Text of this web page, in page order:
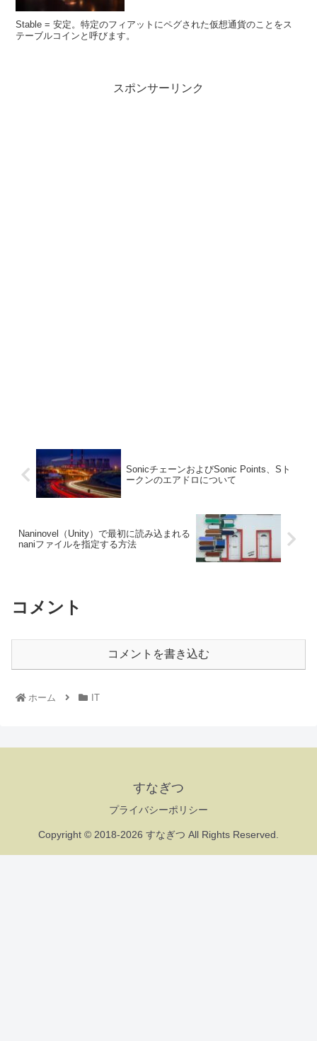
Stable = 安定。特定のフィアットにペグされた仮想通貨のことをス
テーブルコインと呼びます。
スポンサーリンク
SonicチェーンおよびSonic Points、Sト
ークンのエアドロについて
Naninovel（Unity）で最初に読み込まれる
naniファイルを指定する方法
コメント
コメントを書き込む
ホーム IT
すなぎつ
プライバシーポリシー
Copyright © 2018-2026 すなぎつ All Rights Reserved.